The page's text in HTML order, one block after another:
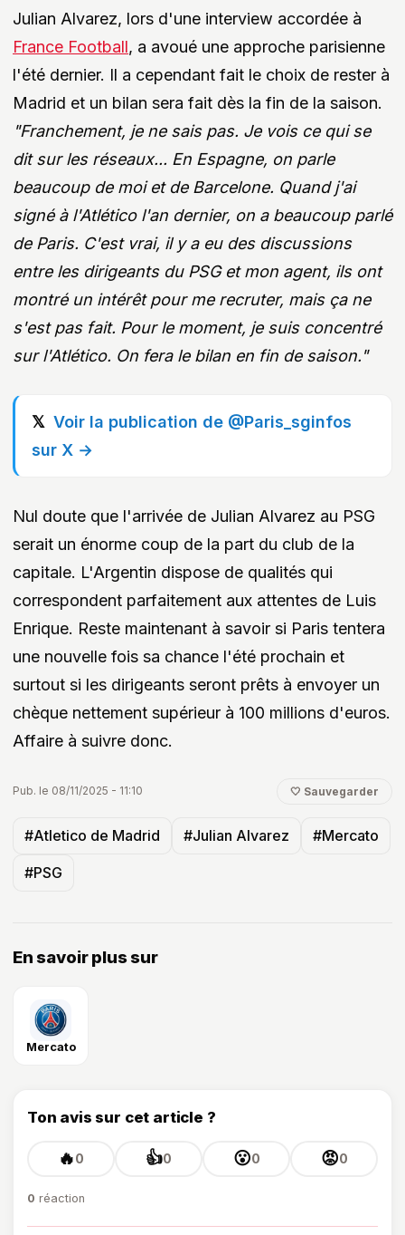
Julian Alvarez, lors d'une interview accordée à
France Football, a avoué une approche parisienne
l'été dernier. Il a cependant fait le choix de rester à
Madrid et un bilan sera fait dès la fin de la saison.
"Franchement, je ne sais pas. Je vois ce qui se
dit sur les réseaux... En Espagne, on parle
beaucoup de moi et de Barcelone. Quand j'ai
signé à l'Atlético l'an dernier, on a beaucoup parlé
de Paris. C'est vrai, il y a eu des discussions
entre les dirigeants du PSG et mon agent, ils ont
montré un intérêt pour me recruter, mais ça ne
s'est pas fait. Pour le moment, je suis concentré
sur l'Atlético. On fera le bilan en fin de saison."
Voir la publication de @Paris_sginfos
sur X →
Nul doute que l'arrivée de Julian Alvarez au PSG
serait un énorme coup de la part du club de la
capitale. L'Argentin dispose de qualités qui
correspondent parfaitement aux attentes de Luis
Enrique. Reste maintenant à savoir si Paris tentera
une nouvelle fois sa chance l'été prochain et
surtout si les dirigeants seront prêts à envoyer un
chèque nettement supérieur à 100 millions d'euros.
Affaire à suivre donc.
Pub. le 08/11/2025 - 11:10 🤍 Sauvegarder
#Atletico de Madrid #Julian Alvarez #Mercato
#PSG
En savoir plus sur
Mercato
Ton avis sur cet article ?
🔥0 👍0 😮0 😡0
0 réaction